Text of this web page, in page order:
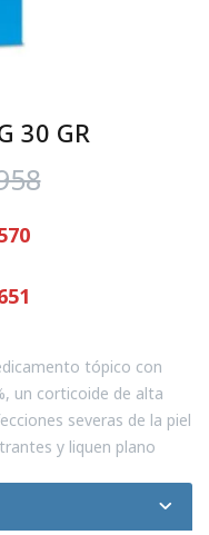
30 GR
tópico con
un corticoide de alta
severas de la piel
y liquen plano